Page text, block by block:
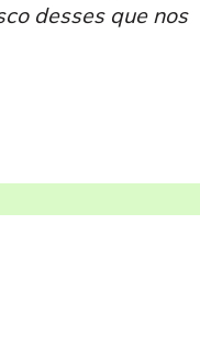
desses que nos